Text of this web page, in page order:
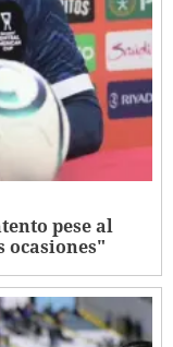
pese al
ocasiones"